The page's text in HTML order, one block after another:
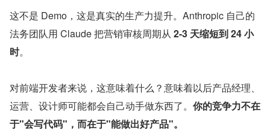
这不是 Demo，这是真实的生产力提升。Anthropic 自己的
法务团队用 Claude 把营销审核周期从 2-3 天缩短到 24 小
时。
对前端开发者来说，这意味着什么？意味着以后产品经理、
运营、设计师可能都会自己动手做东西了。 你的竞争力不在
于"会写代码"，而在于"能做出好产品"。